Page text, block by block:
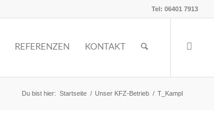
Tel: 06401 7913
REFERENZEN KONTAKT
Du bist hier: Startseite / Unser KFZ-Betrieb / T_Kampl